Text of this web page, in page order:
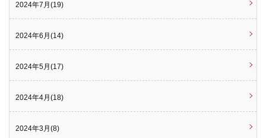
2024年7月(19)
2024年6月(14)
2024年5月(17)
2024年4月(18)
2024年3月(8)